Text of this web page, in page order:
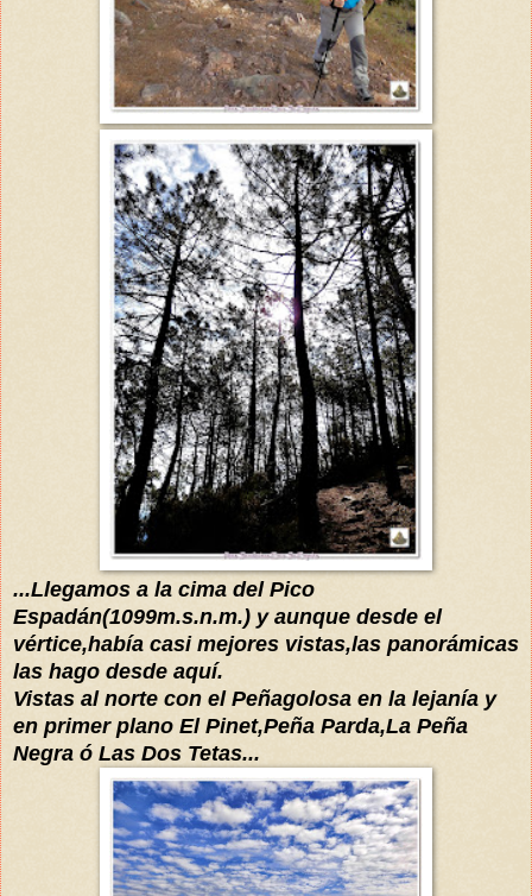
...Llegamos a la cima del Pico
Espadán(1099m.s.n.m.) y aunque desde el
vértice,había casi mejores vistas,las panorámicas
las hago desde aquí.
Vistas al norte con el Peñagolosa en la lejanía y
en primer plano El Pinet,Peña Parda,La Peña
Negra ó Las Dos Tetas...